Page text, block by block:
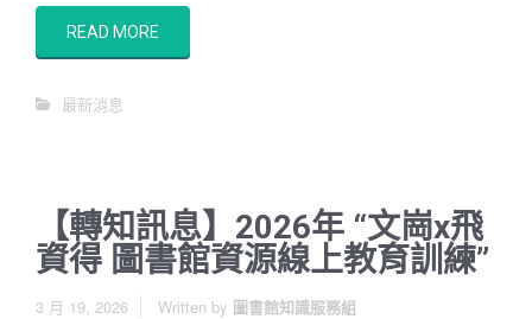
READ MORE
最新消息
【轉知訊息】2026年 “文崗x飛
資得 圖書館資源線上教育訓練”
3 月 19, 2026 Written by 圖書館知識服務組